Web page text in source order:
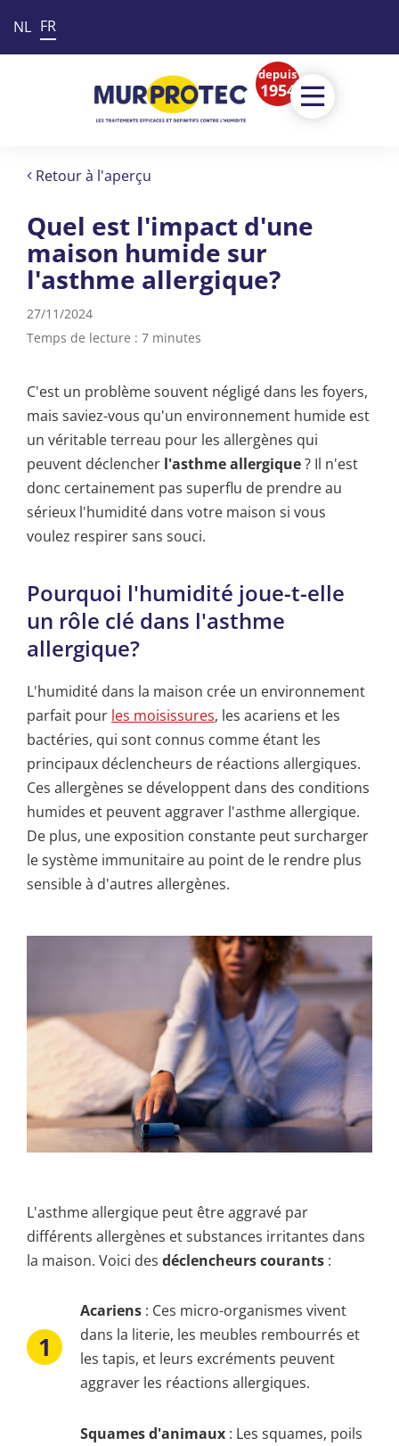
NL FR
depuis
1954
Retour à l'aperçu
Quel est l'impact d'une
maison humide sur
l'asthme allergique?
27/11/2024
Temps de lecture : 7 minutes
C'est un problème souvent négligé dans les foyers,
mais saviez-vous qu'un environnement humide est
un véritable terreau pour les allergènes qui
peuvent déclencher l'asthme allergique? Il n'est
donc certainement pas superflu de prendre au
sérieux l'humidité dans votre maison si vous
voulez respirer sans souci.
Pourquoi l'humidité joue-t-elle
un rôle clé dans l'asthme
allergique?
L'humidité dans la maison crée un environnement
parfait pour les moisissures, les acariens et les
bactéries, qui sont connus comme étant les
principaux déclencheurs de réactions allergiques.
Ces allergènes se développent dans des conditions
humides et peuvent aggraver l'asthme allergique.
De plus, une exposition constante peut surcharger
le système immunitaire au point de le rendre plus
sensible à d'autres allergènes.
L'asthme allergique peut être aggravé par
différents allergènes et substances irritantes dans
la maison. Voici des déclencheurs courants :
Acariens : Ces micro-organismes vivent
dans la literie, les meubles rembourrés et
les tapis, et leurs excréments peuvent
aggraver les réactions allergiques.
Squames d'animaux : Les squames, poils